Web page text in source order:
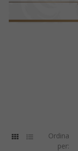
Ordina
per: